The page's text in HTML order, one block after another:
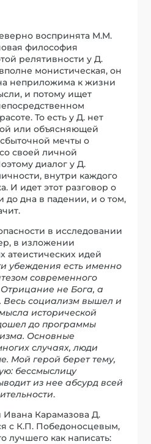
воспринята М.М.
философия
релятивности у Д.
монистическая, он
неприложима к жизни
и потому ищет
То есть у Д. нет
или объясняющей
мечты о
своей личной
диалог у Д.
внутри каждого
И идет этот разговор о
до дна в падении, и о том,
в исследовании
в изложении
атеистических идей
убеждения есть именно
современного
не Бога, а
Весь социализм вышел и
исторической
до программы
Основные
случаях, люди
Мой герой берет тему,
бессмыслицу
из нее абсурд всей
.
Карамазова Д.
с К.П. Победоносцевым,
лучшего как написать: